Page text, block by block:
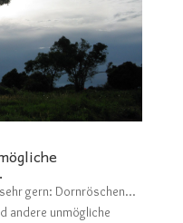
gern: Dornröschen…
unmögliche